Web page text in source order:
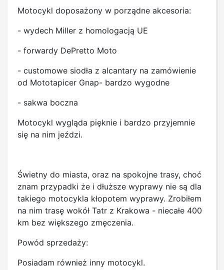
Motocykl doposażony w porządne akcesoria:
- wydech Miller z homologacją UE
- forwardy DePretto Moto
- customowe siodła z alcantary na zamówienie
od Mototapicer Gnap- bardzo wygodne
- sakwa boczna
Motocykl wygląda pięknie i bardzo przyjemnie
się na nim jeździ.
Świetny do miasta, oraz na spokojne trasy, choć
znam przypadki że i dłuższe wyprawy nie są dla
takiego motocykla kłopotem wyprawy. Zrobiłem
na nim trasę wokół Tatr z Krakowa - niecałe 400
km bez większego zmęczenia.
Powód sprzedaży:
Posiadam również inny motocykl.